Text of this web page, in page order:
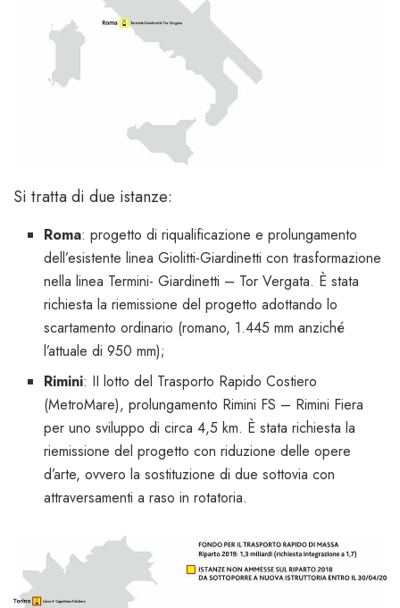
Si tratta di due istanze:
Roma: progetto di riqualificazione e prolungamento
dell’esistente linea Giolitti-Giardinetti con trasformazione
nella linea Termini- Giardinetti – Tor Vergata. È stata
richiesta la riemissione del progetto adottando lo
scartamento ordinario (romano, 1.445 mm anziché
l’attuale di 950 mm);
Rimini: II lotto del Trasporto Rapido Costiero
(MetroMare), prolungamento Rimini FS – Rimini Fiera
per uno sviluppo di circa 4,5 km. È stata richiesta la
riemissione del progetto con riduzione delle opere
d’arte, ovvero la sostituzione di due sottovia con
attraversamenti a raso in rotatoria.